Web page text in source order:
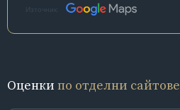
Източник:
Оценки по отделни сайтове